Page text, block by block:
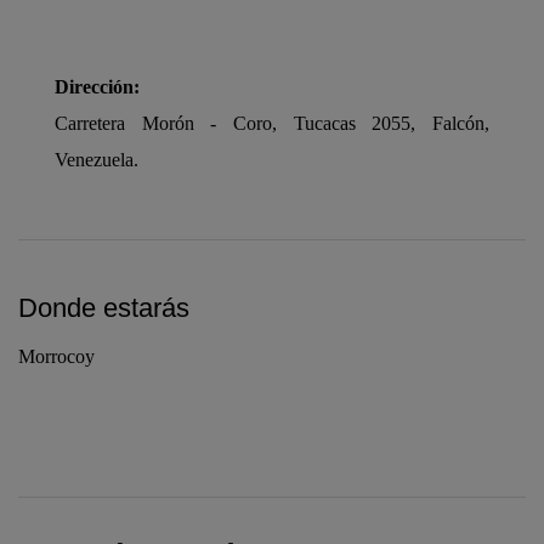
Dirección:
Carretera Morón - Coro, Tucacas 2055, Falcón,
Venezuela.
Donde estarás
Morrocoy